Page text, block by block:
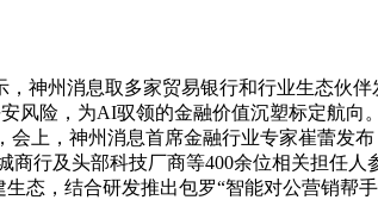
州消息取多家贸易银行和行业生态伙伴
风险，为AI驭领的金融价值沉塑标定航
上，神州消息首席金融行业专家崔蕾发
商行及头部科技厂商等400余位相关担任
态，结合研发推出包罗“智能对公营销帮